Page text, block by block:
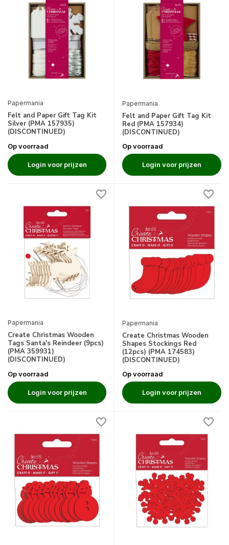
Papermania
Felt and Paper Gift Tag Kit
Silver (PMA 157935)
(DISCONTINUED)
Op voorraad
Login voor prijzen
Papermania
Felt and Paper Gift Tag Kit
Red (PMA 157934)
(DISCONTINUED)
Op voorraad
Login voor prijzen
Papermania
Create Christmas Wooden
Tags Santa's Reindeer (9pcs)
(PMA 359931)
(DISCONTINUED)
Op voorraad
Login voor prijzen
Papermania
Create Christmas Wooden
Shapes Stockings Red
(12pcs) (PMA 174583)
(DISCONTINUED)
Op voorraad
Login voor prijzen